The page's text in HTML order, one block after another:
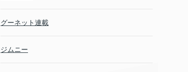
グーネット連載
ジムニー